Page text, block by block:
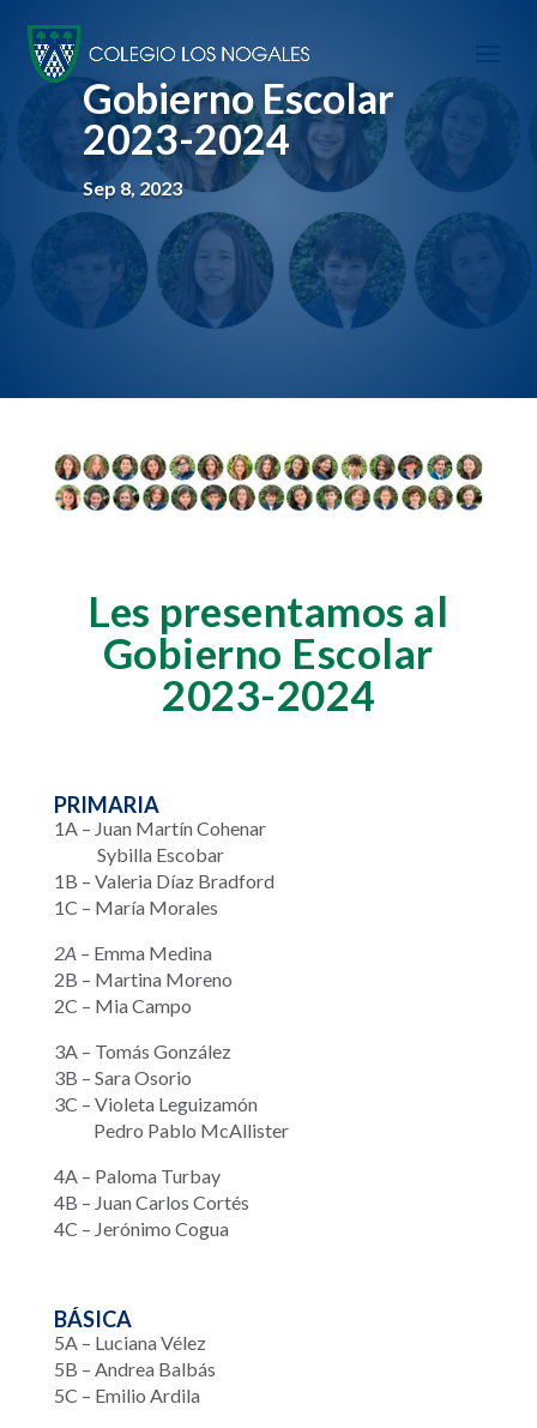
Gobierno Escolar
2023-2024
Sep 8, 2023
Les presentamos al
Gobierno Escolar
2023-2024
PRIMARIA
1A – Juan Martín Cohenar
Sybilla Escobar
1B – Valeria Díaz Bradford
1C – María Morales
2A – Emma Medina
2B – Martina Moreno
2C – Mia Campo
3A – Tomás González
3B – Sara Osorio
3C – Violeta Leguizamón
Pedro Pablo McAllister
4A – Paloma Turbay
4B – Juan Carlos Cortés
4C – Jerónimo Cogua
BÁSICA
5A – Luciana Vélez
5B – Andrea Balbás
5C – Emilio Ardila